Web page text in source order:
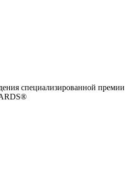
специализированной премии